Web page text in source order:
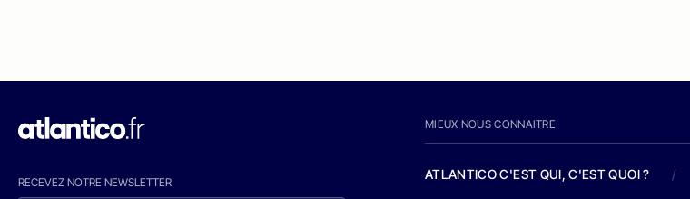
RECEVEZ NOTRE NEWSLETTER
MIEUX NOUS CONNAITRE
ATLANTICO C'EST QUI, C'EST QUOI ? /